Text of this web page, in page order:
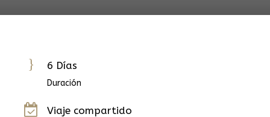
6 Días
Duración
Viaje compartido